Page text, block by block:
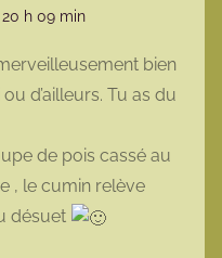
20 h 09 min
bien
d’ailleurs. Tu as du
de pois cassé au
, le cumin relève
désuet